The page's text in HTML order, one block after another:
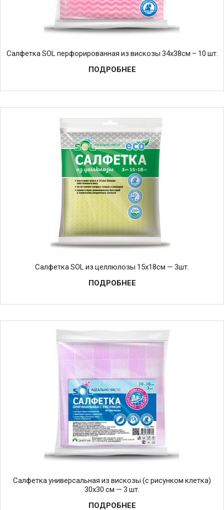
Салфетка SOL перфорированная из вискозы 34х38см – 10 шт.
ПОДРОБНЕЕ
Салфетка SOL из целлюлозы 15х18см — 3шт.
ПОДРОБНЕЕ
Салфетка универсальная из вискозы (c рисунком клетка)
30х30 см — 3 шт.
ПОДРОБНЕЕ